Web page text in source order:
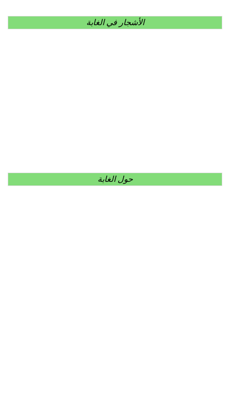
الأشجار في الغابة
حول الغابة